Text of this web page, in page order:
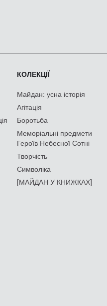
КОЛЕКЦІЇ
Майдан: усна історія
Агітація
Боротьба
Меморіальні предмети
Героїв Небесної Сотні
Творчість
Символіка
[МАЙДАН У КНИЖКАХ]